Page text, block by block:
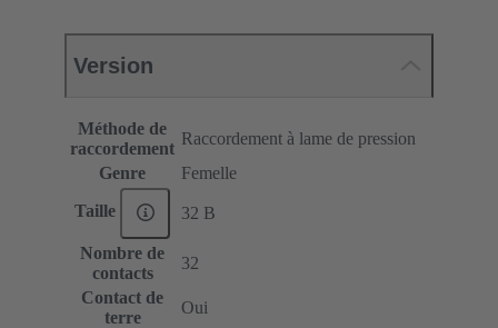
Version
Méthode de
raccordement
Raccordement à lame de pression
Genre
Femelle
Taille 32 B
Nombre de
contacts
32
Contact de
terre
Oui